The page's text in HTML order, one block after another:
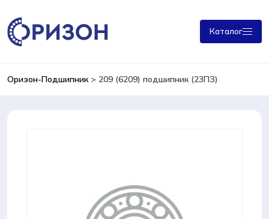
Каталог
Оризон-Подшипник> 209 (6209) подшипник (23ПЗ)